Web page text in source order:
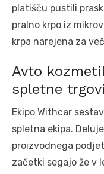
platišču pustili
pralno krpo iz
krpa narejena za
Avto
spletne
Ekipo Withcar
spletna ekipa.
proizvodnega
začetki segajo že v